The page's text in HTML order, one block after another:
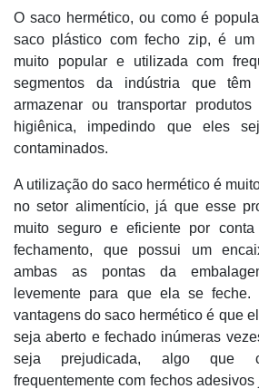
O saco hermético, ou como é
saco plástico com fecho zip, é um
muito popular e utilizada com
segmentos da indústria que
armazenar ou transportar
higiênica, impedindo que eles
contaminados.
A utilização do saco hermético é
no setor alimentício, já que esse
muito seguro e eficiente por
fechamento, que possui um
ambas as pontas da
levemente para que ela se
vantagens do saco hermético é que
seja aberto e fechado inúmeras
seja prejudicada, algo que
frequentemente com fechos